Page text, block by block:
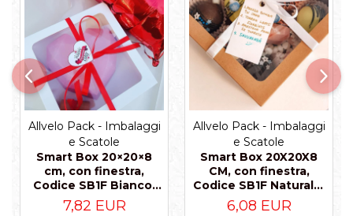
Allvelo Pack - Imbalaggi
e Scatole
Smart Box 20×20×8
cm, con finestra,
Codice SB1F Bianco,
Set 5 Pezzi
7,82 EUR
Allvelo Pack - Imbalaggi
e Scatole
Smart Box 20X20X8
CM, con finestra,
Codice SB1F Naturale,
Set 5 Pezzi
6,08 EUR